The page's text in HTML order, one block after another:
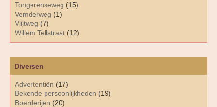
Diversen
Advertentiën (17)
Bekende persoonlijkheden (19)
Boerderijen (20)
Tongerenseweg (15)
Vemderweg (1)
Vlijtweg (7)
Willem Tellstraat (12)